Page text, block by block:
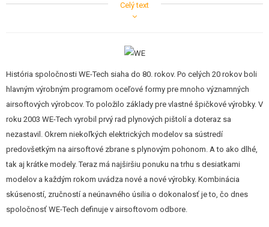
mechanizmu. Vďaka svojim rozmerom sa zmestí doslova do vrecka, a
zároveň udržujú
zbrane (iba 265 gramov bez zásobníka).
Systém
blowback
verne simuluje spätný ráz pri výstrele a prispieva k
realistickému pocitu zo streľby. Jedným z najzaujímavejších
konštrukčných prvkov je
realistický systém rozborky
páčky je možné vyklopiť hlaveň a ľahko sňať záver.
Napriek svojim malým rozmerom (dĺžka iba 114 mm) ponúka pištoľ
dostatočný výkon – približne70 m/spri použití Green Gasu a 0,20 g
guličiek. Kapacita zásobníka je8 rán, pričom je možné vložiť jednu
guličku aj priamo do komory (8+1). Pevne nastavený hop-up je
Celý text
História spoločnosti WE-Tech siaha do 80. rokov. Po celých 20 rokov boli
hlavným výrobným programom oceľové formy pre mnoho významných
airsoftových výrobcov. To položilo základy pre vlastné špičkové výrobky. V
roku 2003 WE-Tech vyrobil prvý rad plynových pištolí a doteraz sa
nezastavil. Okrem niekoľkých elektrických modelov sa sústredí
predovšetkým na airsoftové zbrane s plynovým pohonom. A to ako dlhé,
tak aj krátke modely. Teraz má najširšiu ponuku na trhu s desiatkami
modelov a každým rokom uvádza nové a nové výrobky. Kombinácia
skúseností, zručností a neúnavného úsilia o dokonalosť je to, čo dnes
spoločnosť WE-Tech definuje v airsoftovom odbore.